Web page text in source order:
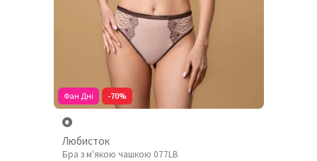
Фан Дні -70%
Любисток
Бра з м'якою чашкою 077LB